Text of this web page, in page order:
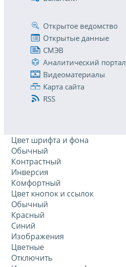
Открытое ведомство
Открытые данные
СМЭВ
Аналитический портал
Видеоматериалы
Карта сайта
RSS
Цвет шрифта и фона
Обычный
Контрастный
Инверсия
Комфортный
Цвет кнопок и ссылок
Обычный
Красный
Синий
Изображения
Цветные
Отключить